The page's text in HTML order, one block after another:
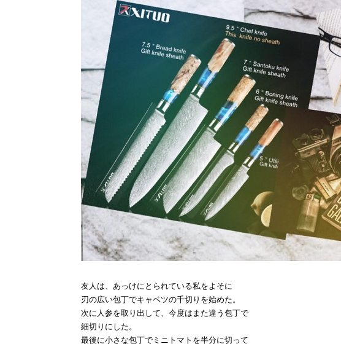
友人は、あっけにとられている私をよそに
刃の広い包丁でキャベツの千切りを始めた。
次に人参を取り出して、今度はまた違う包丁で
細切りにした。
最後に小さな包丁でミニトマトを半分に切って